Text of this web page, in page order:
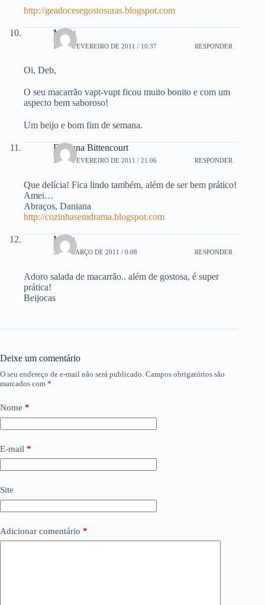
http://geadocesegostosuras.blogspot.com
Marly
19 DE FEVEREIRO DE 2011 / 10:37 RESPONDER
Oi, Deb,
O seu macarrão vapt-vupt ficou muito bonito e com um
aspecto bem saboroso!
Um beijo e bom fim de semana.
Daniana Bittencourt
19 DE FEVEREIRO DE 2011 / 21:06 RESPONDER
Que delícia! Fica lindo também, além de ser bem prático!
Amei…
Abraços, Daniana
http://cozinhasemdrama.blogspot.com
Marta
3 DE MARÇO DE 2011 / 0:08 RESPONDER
Adoro salada de macarrão.. além de gostosa, é super
prática!
Beijocas
Deixe um comentário
O seu endereço de e-mail não será publicado. Campos obrigatórios são
marcados com *
Nome *
E-mail *
Site
Adicionar comentário *